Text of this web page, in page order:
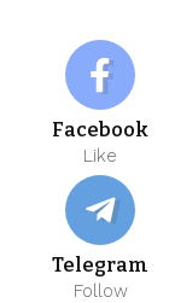
Facebook
Like
Telegram
Follow